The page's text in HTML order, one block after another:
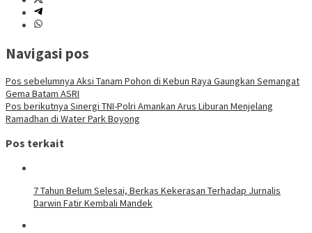
Navigasi pos
Pos sebelumnya Aksi Tanam Pohon di Kebun Raya Gaungkan Semangat
Gema Batam ASRI
Pos berikutnya Sinergi TNI-Polri Amankan Arus Liburan Menjelang
Ramadhan di Water Park Boyong
Pos terkait
7 Tahun Belum Selesai, Berkas Kekerasan Terhadap Jurnalis
Darwin Fatir Kembali Mandek